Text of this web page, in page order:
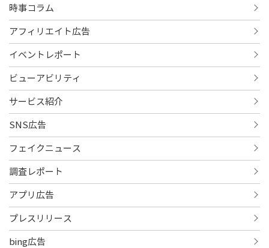
時事コラム
アフィリエイト広告
イベントレポート
ビューアビリティ
サービス紹介
SNS広告
フェイクニュース
調査レポート
アプリ広告
プレスリリース
bing広告